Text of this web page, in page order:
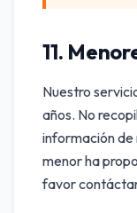
11.
Nuestro
años. No
información de
menor ha
favor